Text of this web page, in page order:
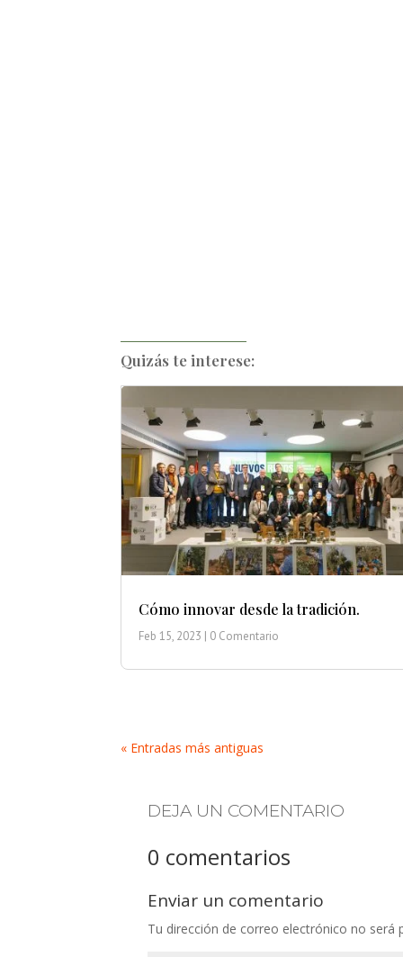
Quizás te interese:
Cómo innovar desde la tradición.
Feb 15, 2023 | 0 Comentario
« Entradas más antiguas
DEJA UN COMENTARIO
0 comentarios
Enviar un comentario
Tu dirección de correo electrónico no será